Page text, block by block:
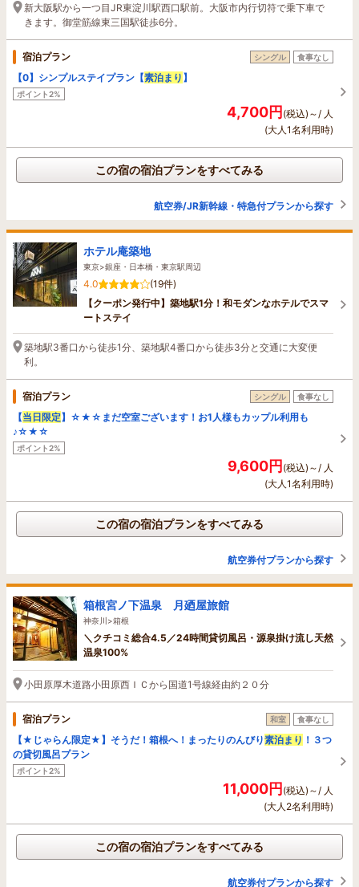
新大阪駅から一つ目JR東淀川駅西口駅前。大阪市内行切符で乗下車で
きます。御堂筋線東三国駅徒歩6分。
宿泊プラン シングル 食事なし
【0】シンプルステイプラン【素泊まり 】
ポイント2%
4,700円(税込)～/ 人
(大人1名利用時)
この宿の宿泊プランをすべてみる
航空券/JR新幹線・特急付プランから探す
ホテル庵築地
東京>銀座・日本橋・東京駅周辺
4.0
(19件)
【クーポン発行中】築地駅1分！和モダンなホテルでスマ
ートステイ
築地駅3番口から徒歩1分、築地駅4番口から徒歩3分と交通に大変便
利。
宿泊プラン シングル 食事なし
【当日限定】☆★☆まだ空室ございます！お1人様もカップル利用も
♪☆★☆
ポイント2%
9,600円(税込)～/ 人
(大人1名利用時)
この宿の宿泊プランをすべてみる
航空券付プランから探す
箱根宮ノ下温泉 月廼屋旅館
神奈川>箱根
＼クチコミ総合4.5／24時間貸切風呂・源泉掛け流し天然
温泉100%
小田原厚木道路小田原西ＩＣから国道1号線経由約２０分
宿泊プラン 和室 食事なし
【★じゃらん限定★】そうだ！箱根へ！まったりのんびり素泊まり ！３つ
の貸切風呂プラン
ポイント2%
11,000円(税込)～/ 人
(大人2名利用時)
この宿の宿泊プランをすべてみる
航空券付プランから探す